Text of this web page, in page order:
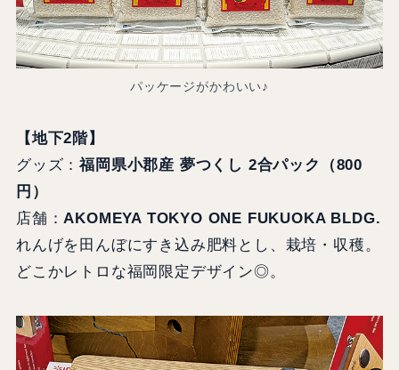
パッケージがかわいい♪
【地下2階】
グッズ：福岡県小郡産 夢つくし 2合パック（800
円）
店舗： AKOMEYA TOKYO ONE FUKUOKA BLDG.
れんげを田んぼにすき込み肥料とし、栽培・収穫。
どこかレトロな福岡限定デザイン◎。